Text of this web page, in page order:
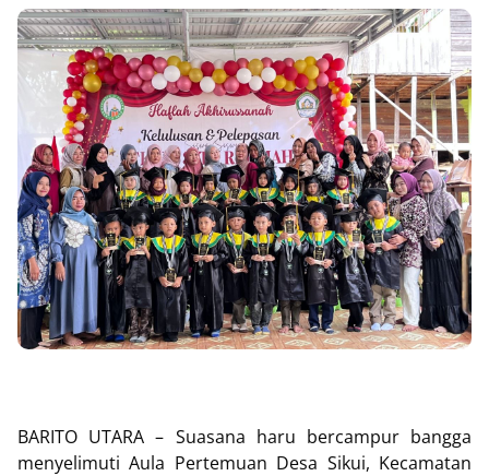
BARITO UTARA – Suasana haru bercampur bangga
menyelimuti Aula Pertemuan Desa Sikui, Kecamatan